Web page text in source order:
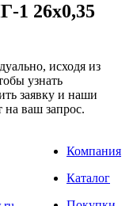
1 26х0,35
исходя из
узнать
заявку и наши
на ваш запрос.
Компания
Каталог